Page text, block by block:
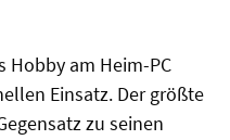
Hobby am Heim-PC
Einsatz. Der größte
zu seinen